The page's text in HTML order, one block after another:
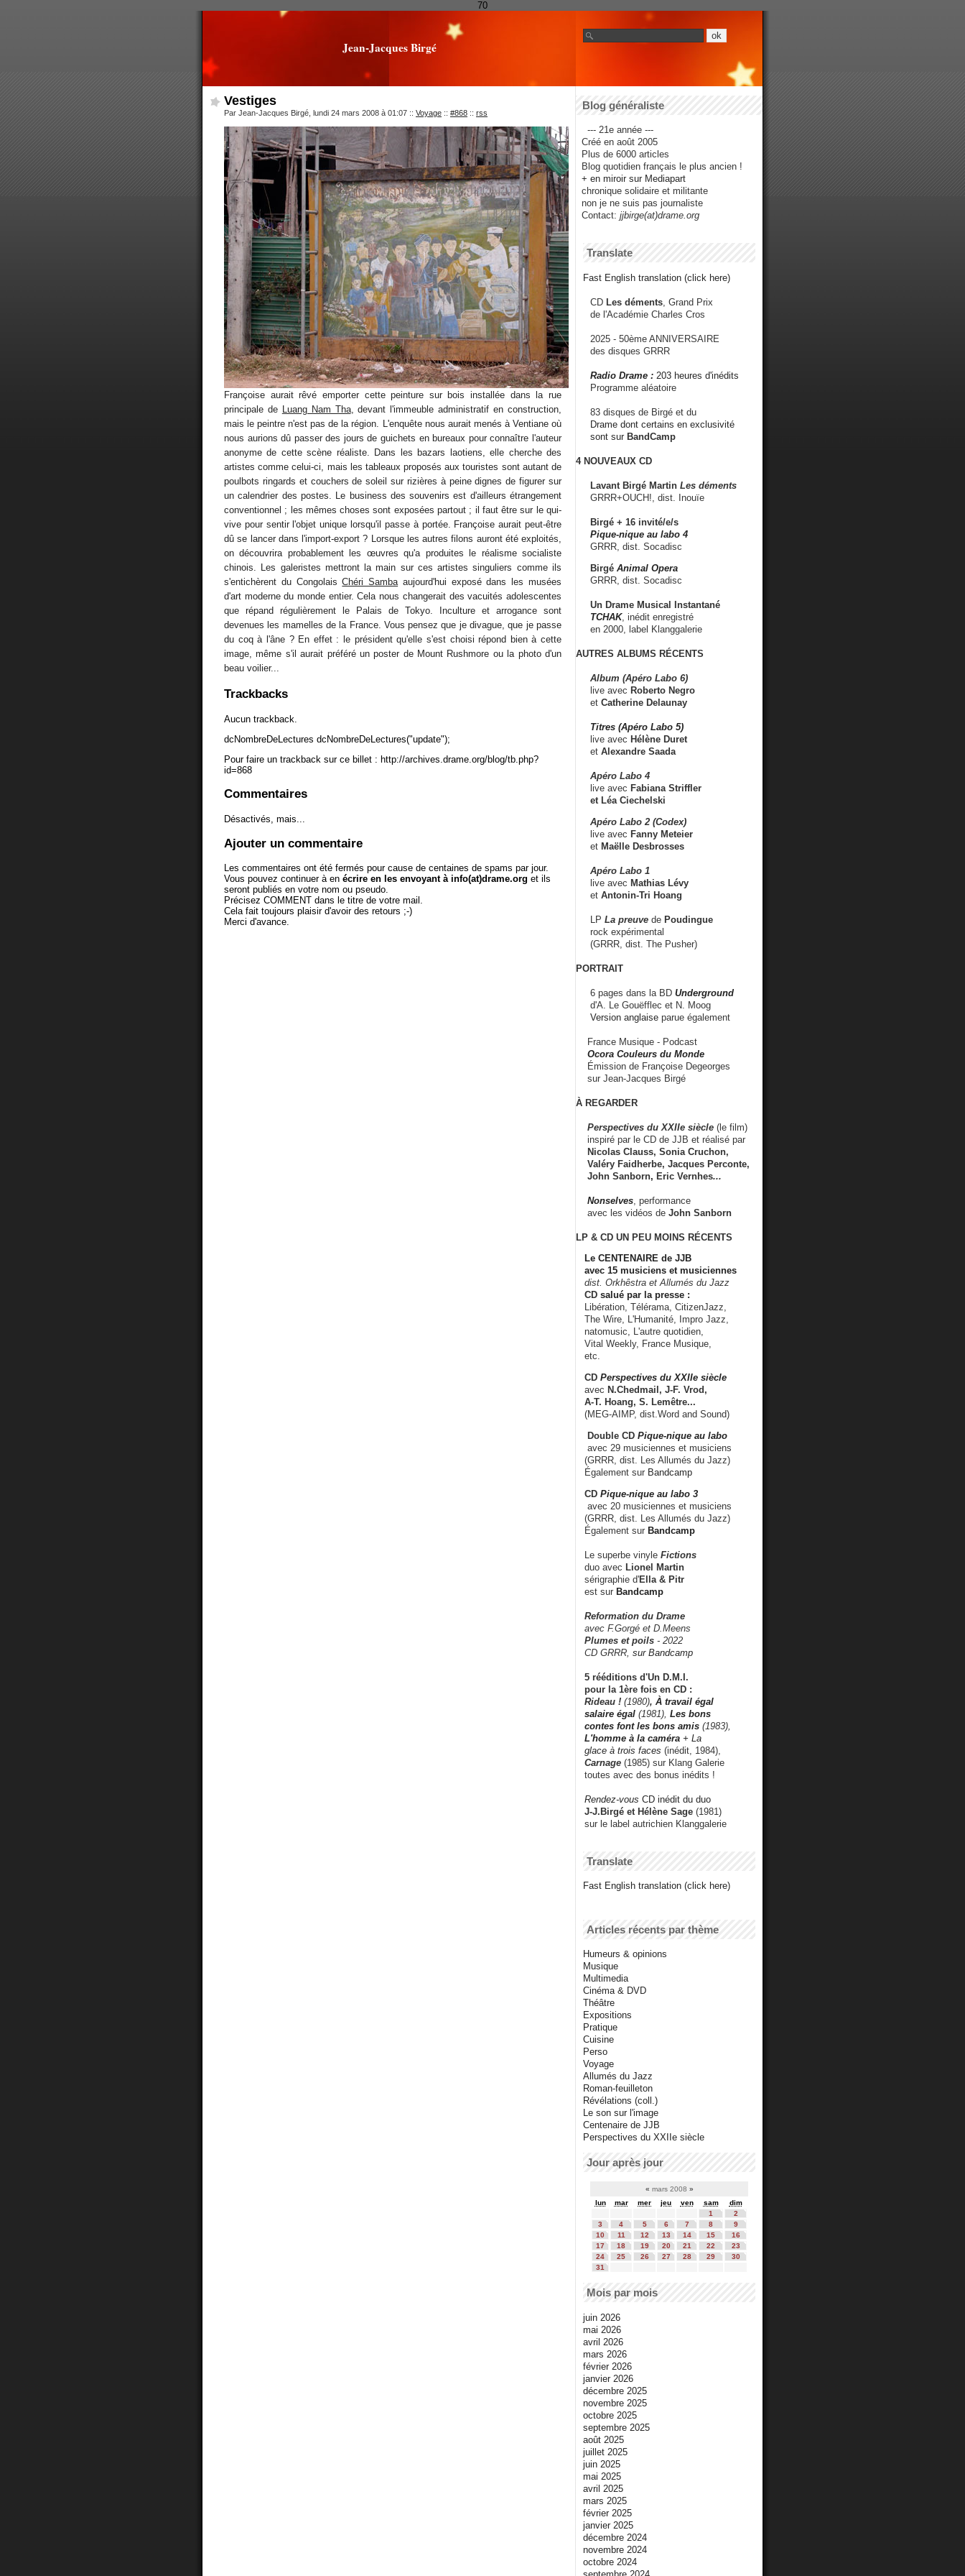
70
Jean-Jacques Birgé
Vestiges
Par Jean-Jacques Birgé, lundi 24 mars 2008 à 01:07 :: Voyage :: #868 :: rss
Françoise aurait rêvé emporter cette peinture sur bois installée dans la rue
principale de
Luang Nam Tha, devant l'immeuble administratif en construction,
mais le peintre n'est pas de la région. L'enquête nous aurait menés à Ventiane où
nous aurions dû passer des jours de guichets en bureaux pour connaître l'auteur
anonyme de cette scène réaliste. Dans les bazars laotiens, elle cherche des
artistes comme celui-ci, mais les tableaux proposés aux touristes sont autant de
poulbots ringards et couchers de soleil sur rizières à peine dignes de figurer sur
un calendrier des postes. Le business des souvenirs est d'ailleurs étrangement
conventionnel ; les mêmes choses sont exposées partout ; il faut être sur le qui-
vive pour sentir l'objet unique lorsqu'il passe à portée. Françoise aurait peut-être
dû se lancer dans l'import-export ? Lorsque les autres filons auront été exploités,
on découvrira probablement les œuvres qu'a produites le réalisme socialiste
chinois. Les galeristes mettront la main sur ces artistes singuliers comme ils
s'entichèrent du CongolaisChéri Samba aujourd'hui exposé dans les musées
d'art moderne du monde entier. Cela nous changerait des vacuités adolescentes
que répand régulièrement le Palais de Tokyo. Inculture et arrogance sont
devenues les mamelles de la France. Vous pensez que je divague, que je passe
du coq à l'âne ? En effet : le président qu'elle s'est choisi répond bien à cette
image, même s'il aurait préféré un poster de Mount Rushmore ou la photo d'un
beau voilier...
Trackbacks
Aucun trackback.
dcNombreDeLectures dcNombreDeLectures("update");
Pour faire un trackback sur ce billet : http://archives.drame.org/blog/tb.php?
id=868
Commentaires
Désactivés, mais...
Ajouter un commentaire
Les commentaires ont été fermés pour cause de centaines de spams par jour.
Vous pouvez continuer à en écrire en les envoyant à info(at)drame.org et ils
seront publiés en votre nom ou pseudo.
Précisez COMMENT dans le titre de votre mail.
Cela fait toujours plaisir d'avoir des retours ;-)
Merci d'avance.
Blog généraliste
--- 21e année ---
Créé en août 2005
Plus de 6000 articles
Blog quotidien français le plus ancien !
+ en miroir sur Mediapart
chronique solidaire et militante
non je ne suis pas journaliste
Contact: jjbirge(at)drame.org
Translate
Fast English translation (click here)
CD Les déments , Grand Prix
de l'Académie Charles Cros
2025 - 50ème ANNIVERSAIRE
des disques GRRR
Radio Drame : 203 heures d'inédits
Programme aléatoire
83 disques de Birgé et du
Drame dont certains en exclusivité
sont sur BandCamp
4 NOUVEAUX CD
Lavant Birgé Martin Les déments
GRRR+OUCH!, dist. Inouïe
Birgé + 16 invité/e/s
Pique-nique au labo 4
GRRR, dist. Socadisc
Birgé Animal Opera
GRRR, dist. Socadisc
Un Drame Musical Instantané
TCHAK, inédit enregistré
en 2000, label Klanggalerie
AUTRES ALBUMS RÉCENTS
Album (Apéro Labo 6)
live avec Roberto Negro
et Catherine Delaunay
Titres (Apéro Labo 5)
live avec Hélène Duret
et Alexandre Saada
Apéro Labo 4
live avec Fabiana Striffler
et Léa Ciechelski
Apéro Labo 2 (Codex)
live avec Fanny Meteier
et Maëlle Desbrosses
Apéro Labo 1
live avec Mathias Lévy
et Antonin-Tri Hoang
LP La preuve de Poudingue
rock expérimental
(GRRR, dist. The Pusher)
PORTRAIT
6 pages dans la BD Underground
d'A. Le Gouëfflec et N. Moog
Version anglaise parue également
France Musique - Podcast
Ocora Couleurs du Monde
Émission de Françoise Degeorges
sur Jean-Jacques Birgé
À REGARDER
Perspectives du XXIIe siècle (le film)
inspiré par le CD de JJB et réalisé par
Nicolas Clauss, Sonia Cruchon,
Valéry Faidherbe, Jacques Perconte,
John Sanborn, Eric Vernhes...
Nonselves , performance
avec les vidéos de John Sanborn
LP & CD UN PEU MOINS RÉCENTS
Le CENTENAIRE de JJB
avec 15 musiciens et musiciennes
dist. Orkhêstra et Allumés du Jazz
CD salué par la presse :
Libération, Télérama, CitizenJazz,
The Wire, L'Humanité, Impro Jazz,
natomusic, L'autre quotidien,
Vital Weekly, France Musique,
etc.
CD Perspectives du XXIIe siècle
avec N.Chedmail, J-F. Vrod,
A-T. Hoang, S. Lemêtre...
(MEG-AIMP, dist.Word and Sound)
Double CD Pique-nique au labo
avec 29 musiciennes et musiciens
(GRRR, dist. Les Allumés du Jazz)
Également sur Bandcamp
CD Pique-nique au labo 3
avec 20 musiciennes et musiciens
(GRRR, dist. Les Allumés du Jazz)
Également sur Bandcamp
Le superbe vinyle Fictions
duo avec Lionel Martin
sérigraphie d'Ella & Pitr
est sur Bandcamp
Reformation du Drame
avec F.Gorgé et D.Meens
Plumes et poils - 2022
CD GRRR, sur Bandcamp
5 rééditions d'Un D.M.I.
pour la 1ère fois en CD :
Rideau ! (1980), À travail égal
salaire égal (1981), Les bons
contes font les bons amis (1983),
L'homme à la caméra + La
glace à trois faces (inédit, 1984),
Carnage (1985) sur Klang Galerie
toutes avec des bonus inédits !
Rendez-vous CD inédit du duo
J-J.Birgé et Hélène Sage (1981)
sur le label autrichien Klanggalerie
Translate
Fast English translation (click here)
Articles récents par thème
Humeurs & opinions
Musique
Multimedia
Cinéma & DVD
Théâtre
Expositions
Pratique
Cuisine
Perso
Voyage
Allumés du Jazz
Roman-feuilleton
Révélations (coll.)
Le son sur l'image
Centenaire de JJB
Perspectives du XXIIe siècle
Jour après jour
« mars 2008 »
lun
mar mer jeu ven sam
dim
1
2
3
4 5 6 7 8
9
10
11 12 13 14 15
16
17
18 19 20 21 22
23
24
25 26 27 28 29
30
31
Mois par mois
juin 2026
mai 2026
avril 2026
mars 2026
février 2026
janvier 2026
décembre 2025
novembre 2025
octobre 2025
septembre 2025
août 2025
juillet 2025
juin 2025
mai 2025
avril 2025
mars 2025
février 2025
janvier 2025
décembre 2024
novembre 2024
octobre 2024